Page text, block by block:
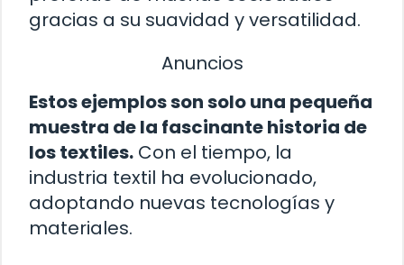
gracias a su suavidad y versatilidad.
Anuncios
Estos ejemplos son solo una pequeña
muestra de la fascinante historia de
los textiles. Con el tiempo, la
industria textil ha evolucionado,
adoptando nuevas tecnologías y
materiales.